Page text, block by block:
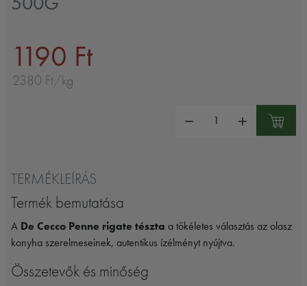
1190 Ft
2380 Ft/kg
TERMÉKLEÍRÁS
Termék bemutatása
A De Cecco Penne rigate tészta a tökéletes választás az olasz
konyha szerelmeseinek, autentikus ízélményt nyújtva.
Összetevők és minőség